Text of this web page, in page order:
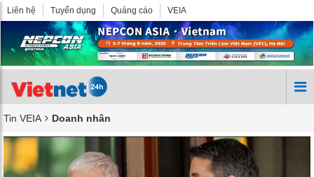
Liên hệ Tuyển dụng Quảng cáo VEIA
Tin VEIA Doanh nhân